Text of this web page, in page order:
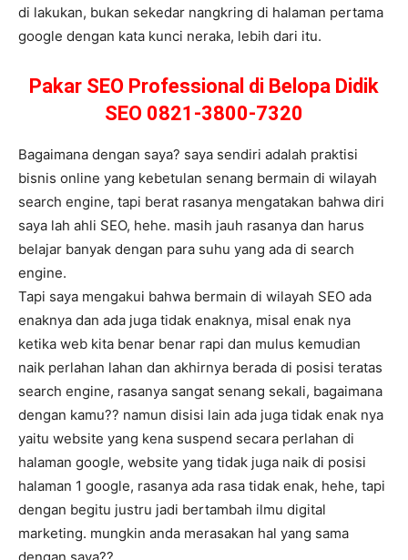
di lakukan, bukan sekedar nangkring di halaman pertama
google dengan kata kunci neraka, lebih dari itu.
Pakar SEO Professional di Belopa Didik
SEO 0821-3800-7320
Bagaimana dengan saya? saya sendiri adalah praktisi
bisnis online yang kebetulan senang bermain di wilayah
search engine, tapi berat rasanya mengatakan bahwa diri
saya lah ahli SEO, hehe. masih jauh rasanya dan harus
belajar banyak dengan para suhu yang ada di search
engine.
Tapi saya mengakui bahwa bermain di wilayah SEO ada
enaknya dan ada juga tidak enaknya, misal enak nya
ketika web kita benar benar rapi dan mulus kemudian
naik perlahan lahan dan akhirnya berada di posisi teratas
search engine, rasanya sangat senang sekali, bagaimana
dengan kamu?? namun disisi lain ada juga tidak enak nya
yaitu website yang kena suspend secara perlahan di
halaman google, website yang tidak juga naik di posisi
halaman 1 google, rasanya ada rasa tidak enak, hehe, tapi
dengan begitu justru jadi bertambah ilmu digital
marketing. mungkin anda merasakan hal yang sama